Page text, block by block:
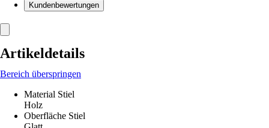
Kundenbewertungen
Artikeldetails
Bereich überspringen
Material Stiel
Holz
Oberfläche Stiel